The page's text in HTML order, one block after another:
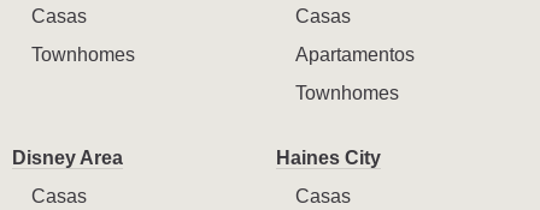
Casas
Townhomes
Casas
Apartamentos
Townhomes
Disney Area
Casas
Haines City
Casas